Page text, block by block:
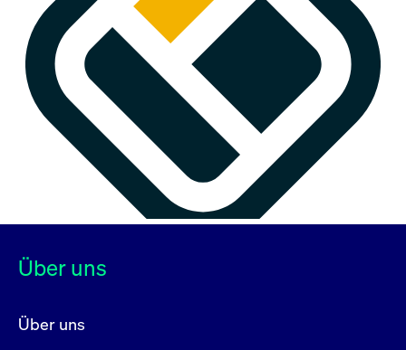
Über uns
Über uns